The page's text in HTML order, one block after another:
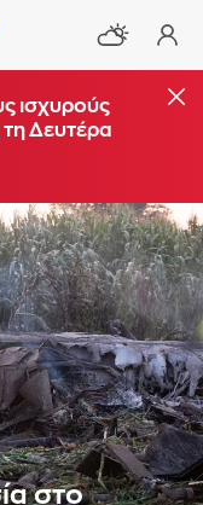
ισχυρούς
Δευτέρα
στο